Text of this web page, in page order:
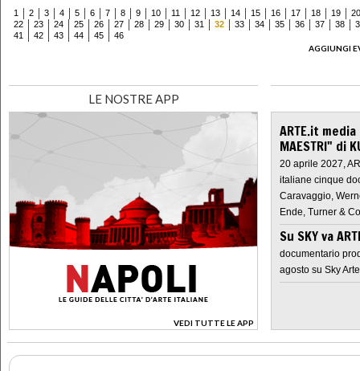
1 2 3 4 5 6 7 8 9 10 11 12 13 14 15 16 17 18 19
20
22
23 24 25 26 27 28 29 30 31 32 33 34 35 36 37 38
41
42 43 44 45
46
AGGIUNGI
LE NOSTRE APP
VEDI TUTTE LE APP
>
ARTE.it
MAESTRI" di
20 aprile 2027,
italiane cinque
Caravaggio,
Ende, Turner &
Su SKY va
documentario
agosto su Sky Arte